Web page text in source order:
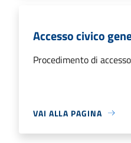
Accesso civico
Procedimento di
VAI ALLA PAGINA